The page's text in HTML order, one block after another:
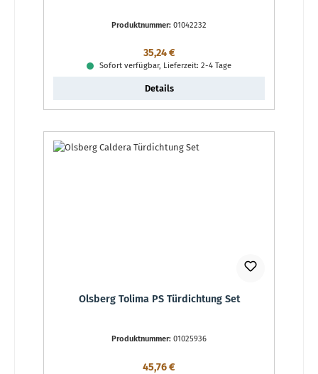
Produktnummer: 01042232
Regulärer Preis:
35,24 €
Sofort verfügbar, Lieferzeit: 2-4 Tage
Details
Olsberg Tolima PS Türdichtung Set
Produktnummer: 01025936
Regulärer Preis:
45,76 €